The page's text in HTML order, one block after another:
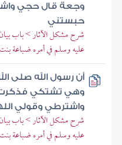
وجعة قال حجي
حبستني
شرح مشكل الآثار > باب
عليه وسلم في أمره ضباعة
أن رسول الله صلى
وهي تشتكي
واشترطي وقولي
شرح مشكل الآثار > باب
عليه وسلم في أمره ضباعة